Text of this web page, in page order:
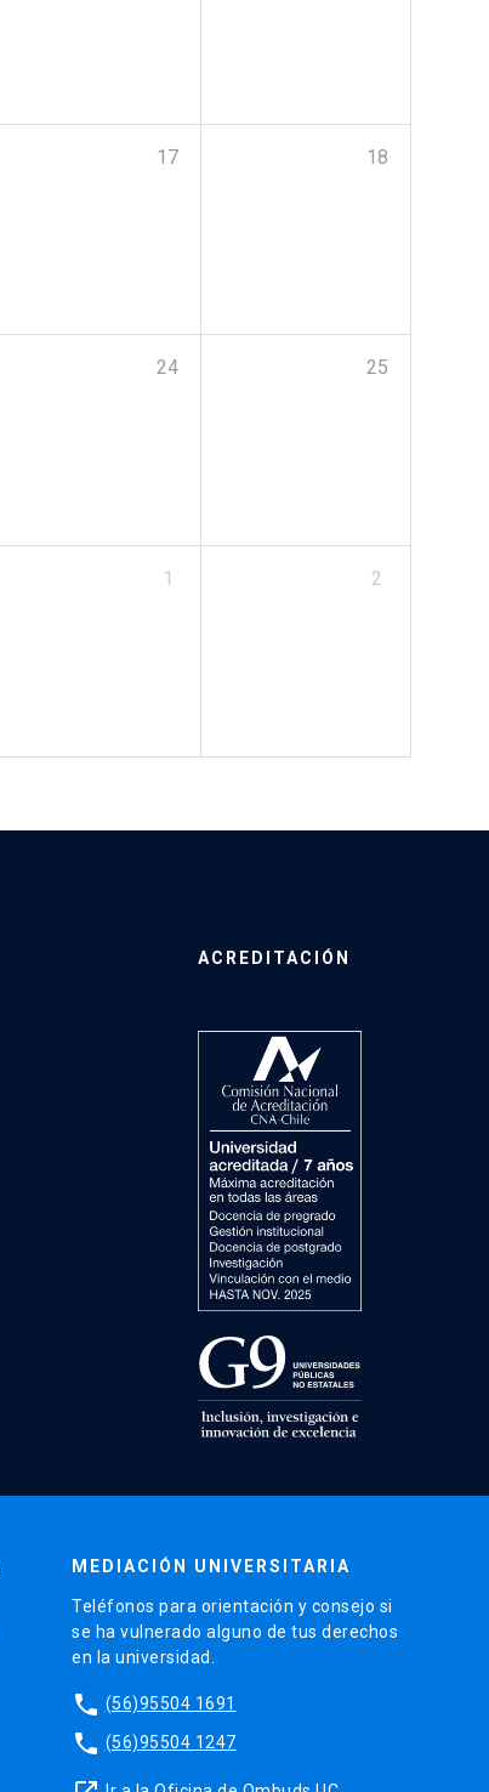
17 18
24 25
1 2
ACREDITACIÓN
MEDIACIÓN UNIVERSITARIA
Teléfonos para orientación y consejo si
se ha vulnerado alguno de tus derechos
en la universidad.
phone (56)95504 1691
phone (56)95504 1247